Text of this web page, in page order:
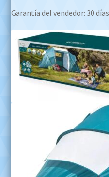
Garantía del vendedor: 30 días